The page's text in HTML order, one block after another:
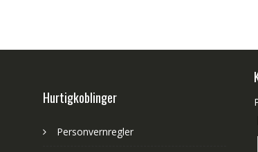
Hurtigkoblinger
Personvernregler